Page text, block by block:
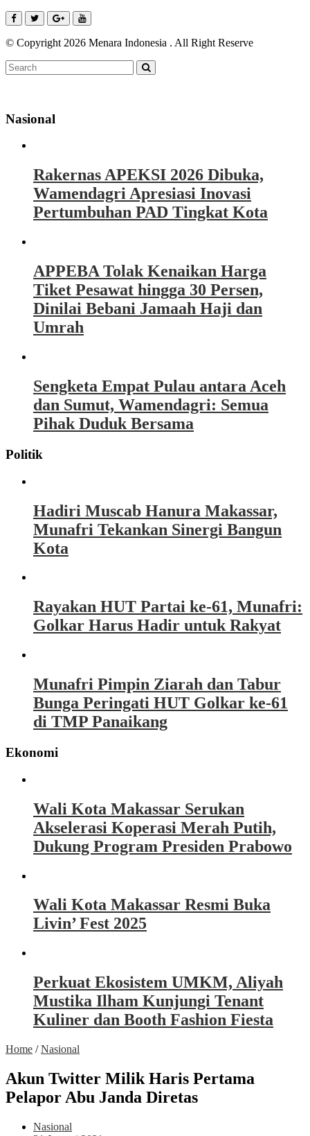
© Copyright 2026 Menara Indonesia . All Right Reserve
Nasional
Rakernas APEKSI 2026 Dibuka,
Wamendagri Apresiasi Inovasi
Pertumbuhan PAD Tingkat Kota
APPEBA Tolak Kenaikan Harga
Tiket Pesawat hingga 30 Persen,
Dinilai Bebani Jamaah Haji dan
Umrah
Sengketa Empat Pulau antara Aceh
dan Sumut, Wamendagri: Semua
Pihak Duduk Bersama
Politik
Hadiri Muscab Hanura Makassar,
Munafri Tekankan Sinergi Bangun
Kota
Rayakan HUT Partai ke-61, Munafri:
Golkar Harus Hadir untuk Rakyat
Munafri Pimpin Ziarah dan Tabur
Bunga Peringati HUT Golkar ke-61
di TMP Panaikang
Ekonomi
Wali Kota Makassar Serukan
Akselerasi Koperasi Merah Putih,
Dukung Program Presiden Prabowo
Wali Kota Makassar Resmi Buka
Livin’ Fest 2025
Perkuat Ekosistem UMKM, Aliyah
Mustika Ilham Kunjungi Tenant
Kuliner dan Booth Fashion Fiesta
Home /Nasional
Akun Twitter Milik Haris Pertama
Pelapor Abu Janda Diretas
Nasional